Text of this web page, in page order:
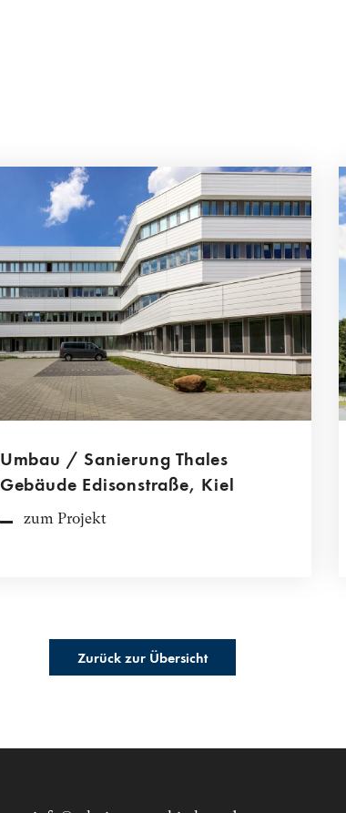
Umbau / Sanierung Thales
Gebäude Edisonstraße, Kiel
zum Projekt
Zurück zur Übersicht